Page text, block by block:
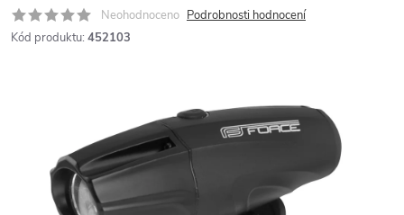
Neohodnoceno Podrobnosti hodnocení
Kód produktu: 452103